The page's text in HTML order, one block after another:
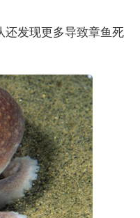
还发现更多导致章鱼死